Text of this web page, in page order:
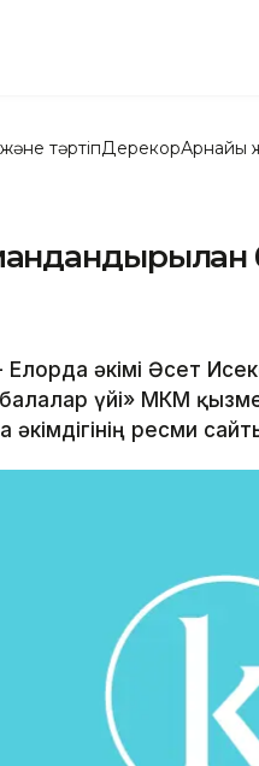
тәртіпДерекқорАрнайы
Елорда әкімі Әсет
үйі» МКМ
ресми